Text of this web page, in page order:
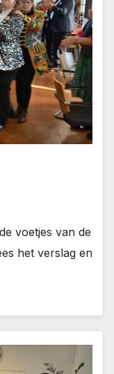
voetjes van de
het verslag en